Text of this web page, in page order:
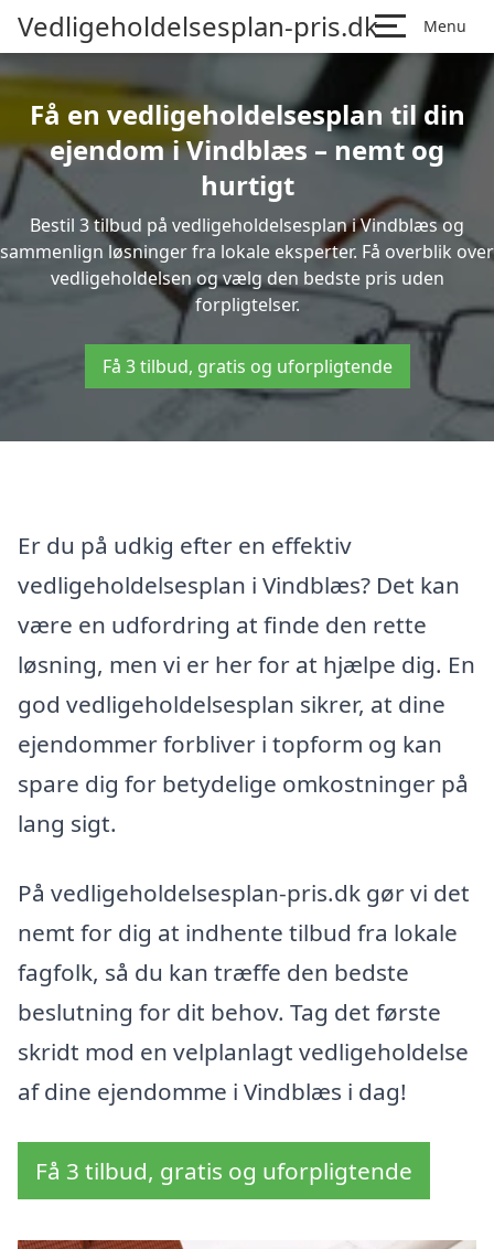
Vedligeholdelsesplan-pris.dk Menu
Få en vedligeholdelsesplan til din
ejendom i Vindblæs – nemt og
hurtigt
Bestil 3 tilbud på vedligeholdelsesplan i Vindblæs og
sammenlign løsninger fra lokale eksperter. Få overblik over
vedligeholdelsen og vælg den bedste pris uden
forpligtelser.
Få 3 tilbud, gratis og uforpligtende
Er du på udkig efter en effektiv
vedligeholdelsesplan i Vindblæs? Det kan
være en udfordring at finde den rette
løsning, men vi er her for at hjælpe dig. En
god vedligeholdelsesplan sikrer, at dine
ejendommer forbliver i topform og kan
spare dig for betydelige omkostninger på
lang sigt.
På vedligeholdelsesplan-pris.dk gør vi det
nemt for dig at indhente tilbud fra lokale
fagfolk, så du kan træffe den bedste
beslutning for dit behov. Tag det første
skridt mod en velplanlagt vedligeholdelse
af dine ejendomme i Vindblæs i dag!
Få 3 tilbud, gratis og uforpligtende